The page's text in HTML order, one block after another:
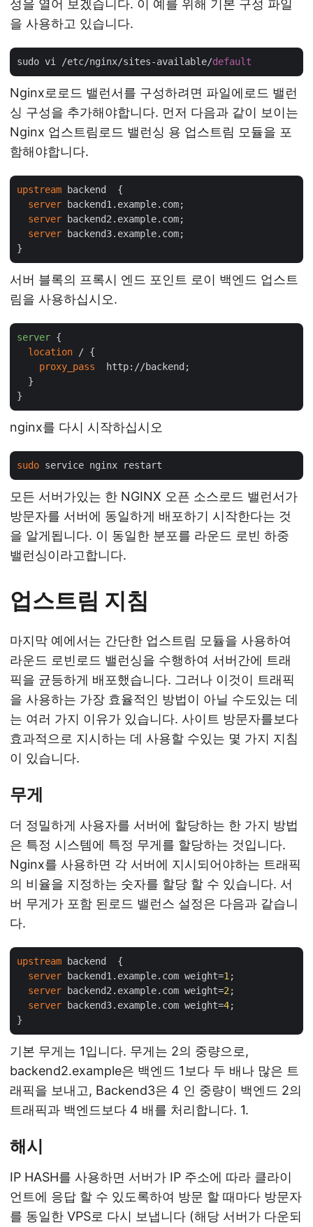
성을 열어 보겠습니다. 이 예를 위해 기본 구성 파일
을 사용하고 있습니다.
sudo vi /etc/nginx/sites-available/default
Nginx로로드 밸런서를 구성하려면 파일에로드 밸런
싱 구성을 추가해야합니다. 먼저 다음과 같이 보이는
Nginx 업스트림로드 밸런싱 용 업스트림 모듈을 포
함해야합니다.
upstream backend  {
server backend1.example.com;
server backend2.example.com;
server backend3.example.com;
서버 블록의 프록시 엔드 포인트 로이 백엔드 업스트
림을 사용하십시오.
server {
location / {
proxy_pass
  http://backend;
  }
nginx를 다시 시작하십시오
sudo
모든 서버가있는 한 NGINX 오픈 소스로드 밸런서가
방문자를 서버에 동일하게 배포하기 시작한다는 것
을 알게됩니다. 이 동일한 분포를 라운드 로빈 하중
밸런싱이라고합니다.
업스트림 지침
마지막 예에서는 간단한 업스트림 모듈을 사용하여
라운드 로빈로드 밸런싱을 수행하여 서버간에 트래
픽을 균등하게 배포했습니다. 그러나 이것이 트래픽
을 사용하는 가장 효율적인 방법이 아닐 수도있는 데
는 여러 가지 이유가 있습니다. 사이트 방문자를보다
효과적으로 지시하는 데 사용할 수있는 몇 가지 지침
이 있습니다.
무게
더 정밀하게 사용자를 서버에 할당하는 한 가지 방법
은 특정 시스템에 특정 무게를 할당하는 것입니다.
Nginx를 사용하면 각 서버에 지시되어야하는 트래픽
의 비율을 지정하는 숫자를 할당 할 수 있습니다. 서
버 무게가 포함 된로드 밸런스 설정은 다음과 같습니
다.
upstream backend  {
server backend1.example.com weight=1 ;
server backend2.example.com weight=2 ;
server backend3.example.com weight=4;
기본 무게는 1입니다. 무게는 2의 중량으로,
backend2.example은 백엔드 1보다 두 배나 많은 트
래픽을 보내고, Backend3은 4 인 중량이 백엔드 2의
트래픽과 백엔드보다 4 배를 처리합니다. 1.
해시
IP HASH를 사용하면 서버가 IP 주소에 따라 클라이
언트에 응답 할 수 있도록하여 방문 할 때마다 방문자
를 동일한 VPS로 다시 보냅니다 (해당 서버가 다운되